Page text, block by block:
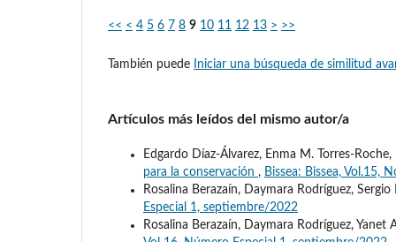
<< < 4 5 6 7 8 9 10 11 12 13 > >>
También puede Iniciar una búsqueda de similitud
Artículos más leídos del mismo autor/a
Edgardo Díaz-Álvarez, Enma M. Torres-
para la conservación , Bissea: Bissea, Vol.15,
Rosalina Berazaín, Daymara Rodríguez,
Especial 1, septiembre/2022
Rosalina Berazaín, Daymara Rodríguez,